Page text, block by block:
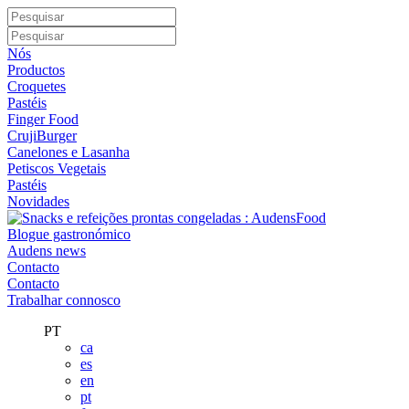
Nós
Productos
Croquetes
Pastéis
Finger Food
CrujiBurger
Canelones e Lasanha
Petiscos Vegetais
Pastéis
Novidades
Blogue gastronómico
Audens news
Contacto
Contacto
Trabalhar connosco
PT
ca
es
en
pt